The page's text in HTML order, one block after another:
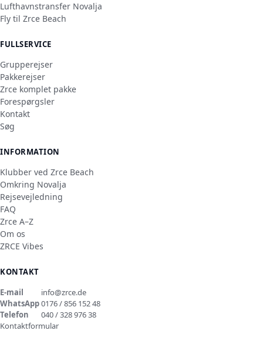
Lufthavnstransfer Novalja
Fly til Zrce Beach
FULLSERVICE
Grupperejser
Pakkerejser
Zrce komplet pakke
Forespørgsler
Kontakt
Søg
INFORMATION
Klubber ved Zrce Beach
Omkring Novalja
Rejsevejledning
FAQ
Zrce A–Z
Om os
ZRCE Vibes
KONTAKT
E-mail
info@zrce.de
WhatsApp0176 / 856 152 48
Telefon
040 / 328 976 38
Kontaktformular